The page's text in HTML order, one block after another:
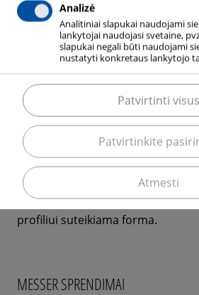
lydosi presuose ir po preso
sekcija. Priklausomai nuo lydinio
greitis yra ribotas.
DUJŲ PRITAIKYMAS
Apribojantys proceso greitį ar
dėl aukštos profilio ir preso
azotas atvėsina preso sekciją ir
Garuojančios dujos inertiškai
profiliui suteikiama forma.
MESSER SPRENDIMAI
Analizė
Analitiniai slapukai naudojami
lankytojai naudojasi svetaine,
slapukai negali būti naudojami
nustatyti konkretaus lankytojo
Atmesti
Patvirtinkite
Patvirtinti visus